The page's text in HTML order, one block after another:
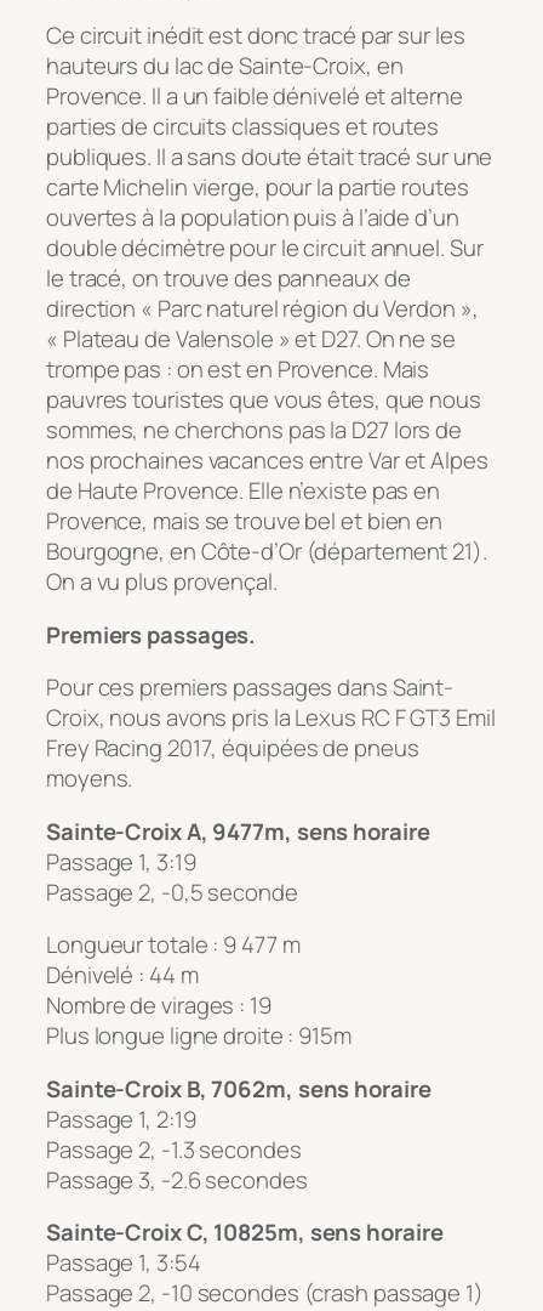
Ce circuit inédit est donc tracé par sur les
hauteurs du lac de Sainte-Croix, en
Provence. Il a un faible dénivelé et alterne
parties de circuits classiques et routes
publiques. Il a sans doute était tracé sur une
carte Michelin vierge, pour la partie routes
ouvertes à la population puis à l’aide d’un
double décimètre pour le circuit annuel. Sur
le tracé, on trouve des panneaux de
direction « Parc naturel région du Verdon »,
« Plateau de Valensole » et D27. On ne se
trompe pas : on est en Provence. Mais
pauvres touristes que vous êtes, que nous
sommes, ne cherchons pas la D27 lors de
nos prochaines vacances entre Var et Alpes
de Haute Provence. Elle n’existe pas en
Provence, mais se trouve bel et bien en
Bourgogne, en Côte-d’Or (département 21).
On a vu plus provençal.
Premiers passages.
Pour ces premiers passages dans Saint-
Croix, nous avons pris laLexus RC F GT3 Emil
Frey Racing 2017, équipées de pneus
moyens.
Sainte-Croix A, 9477m, sens horaire
Passage 1, 3:19
Passage 2, -0,5 seconde
Longueur totale : 9 477 m
Dénivelé : 44 m
Nombre de virages : 19
Plus longue ligne droite : 915m
Sainte-Croix B,7062m, sens horaire
Passage 1, 2:19
Passage 2, -1.3 secondes
Passage 3, -2.6 secondes
Sainte-Croix C, 10825m, sens horaire
Passage 1, 3:54
Passage 2, -10 secondes (crash passage 1)